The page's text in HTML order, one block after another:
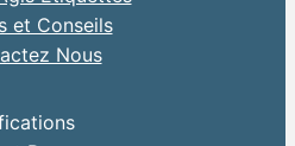
et Conseils
Nous